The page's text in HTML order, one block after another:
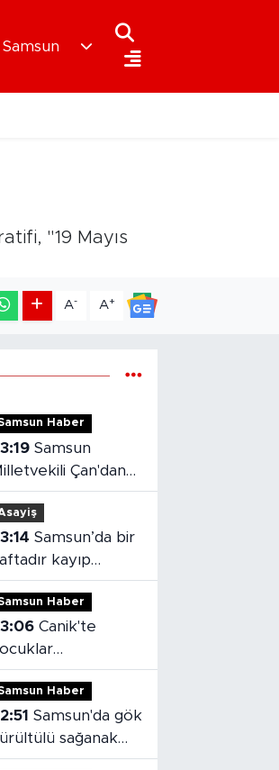
Samsun
"19 Mayıs
A- A+
Haber
Samsun
Çan'dan
çocuk
vurgusu
Samsun’da bir
kayıp
için ekipler
geçti
Haber
Canik'te
Haber
Samsun'da gök
sağanak